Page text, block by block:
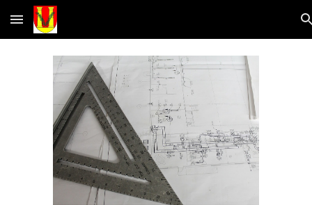
Skip to main content